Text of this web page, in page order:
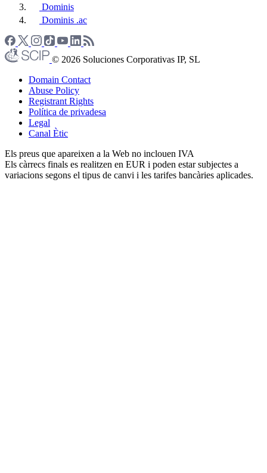
Dominis
Dominis .ac
© 2026 Soluciones Corporativas IP, SL
Domain Contact
Abuse Policy
Registrant Rights
Política de privadesa
Legal
Canal Ètic
Els preus que apareixen a la Web no inclouen IVA
Els càrrecs finals es realitzen en EUR i poden estar subjectes a
variacions segons el tipus de canvi i les tarifes bancàries aplicades.